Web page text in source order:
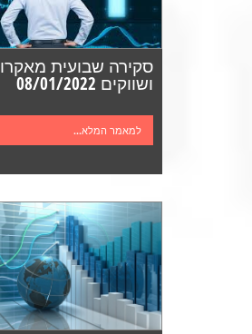
סקירה שבועית מאקרו
ושווקים 08/01/2022
למאמר המלא...